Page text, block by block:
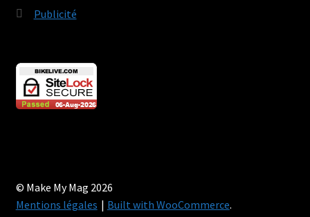
Publicité
© Make My Mag 2026
Mentions légales
Built with WooCommerce.